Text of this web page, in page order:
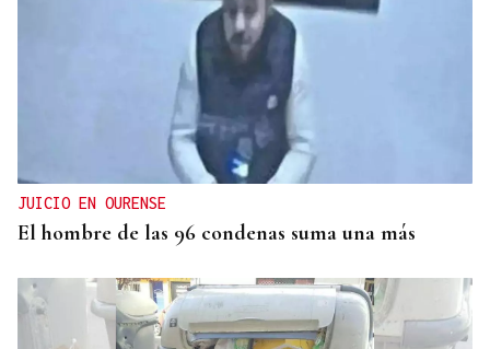
JUICIO EN OURENSE
El hombre de las 96 condenas suma una más